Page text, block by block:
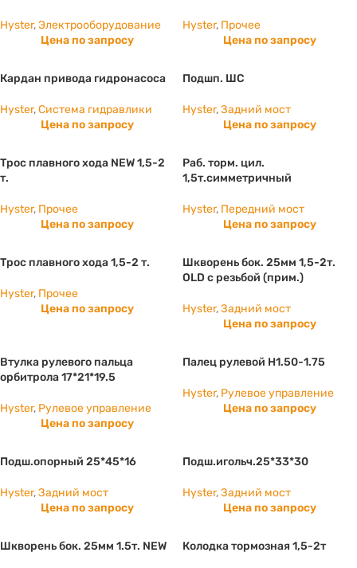
Hyster,Электрооборудование
Цена по запросу
Hyster, Прочее
Цена по запросу
Кардан привода гидронасоса
Hyster,Система гидравлики
Цена по запросу
Подшп. ШС
Hyster,Задний мост
Цена по запросу
Трос плавного хода NEW 1,5-2
т.
Hyster, Прочее
Цена по запросу
Раб. торм. цил.
1,5т.симметричный
Hyster, Передний мост
Цена по запросу
Трос плавного хода 1,5-2 т.
Hyster, Прочее
Цена по запросу
Шкворень бок. 25мм 1,5-2т.
OLD с резьбой (прим.)
Hyster,Задний мост
Цена по запросу
Втулка рулевого пальца
орбитрола 17*21*19.5
Hyster, Рулевое управление
Цена по запросу
Палец рулевой H1.50-1.75
Hyster, Рулевое управление
Цена по запросу
Подш.опорный 25*45*16
Hyster,Задний мост
Цена по запросу
Подш.игольч.25*33*30
Hyster,Задний мост
Цена по запросу
Шкворень бок. 25мм 1.5т. NEW Колодка тормозная 1,5-2т